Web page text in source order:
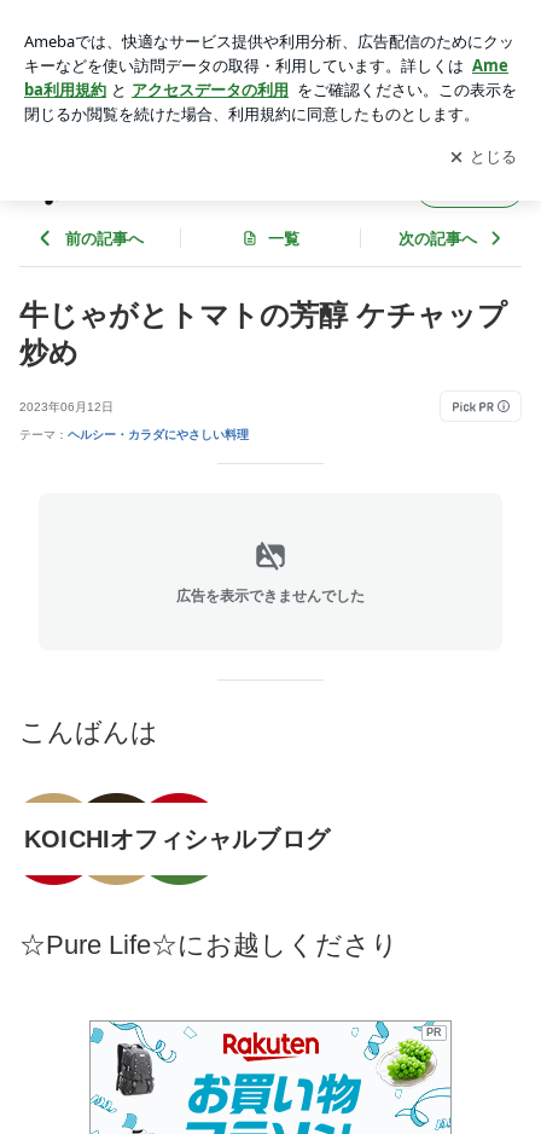
いしく、楽しく、健康に。～
アプリをダウンロードして ブログの更新通知
を受け取りまし
ょう。
開く
前の記事へ 一覧 次の記事へ
牛じゃがとトマトの芳醇 ケチャップ
炒め
2023年06月12日
テーマ： ヘルシー・カラダにやさしい料理
広告を表示できませんでした
こんばんは
KOICHIオフィシャルブログ
☆Pure Life☆にお越しくださり
PR